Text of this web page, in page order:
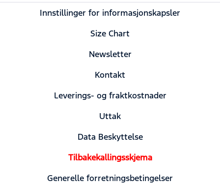
Innstillinger for informasjonskapsler
Size Chart
Newsletter
Kontakt
Leverings- og fraktkostnader
Uttak
Data Beskyttelse
Tilbakekallingsskjema
Generelle forretningsbetingelser